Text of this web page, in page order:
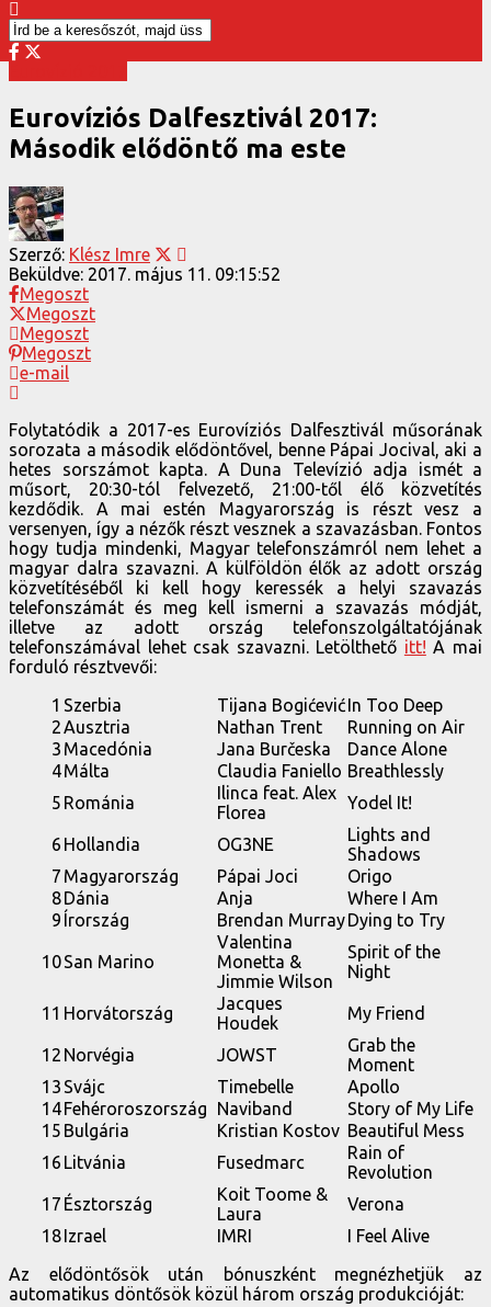
Eurovíziós Dalfesztivál 2017:
Második elődöntő ma este
Szerző: Klész Imre
Beküldve: 2017. május 11. 09:15:52
Megoszt
Megoszt
Megoszt
Megoszt
e-mail
Folytatódik a 2017-es Eurovíziós Dalfesztivál műsorának
sorozata a második elődöntővel, benne Pápai Jocival, aki a
hetes sorszámot kapta. A Duna Televízió adja ismét a
műsort, 20:30-tól felvezető, 21:00-től élő közvetítés
kezdődik. A mai estén Magyarország is részt vesz a
versenyen, így a nézők részt vesznek a szavazásban. Fontos
hogy tudja mindenki, Magyar telefonszámról nem lehet a
magyar dalra szavazni. A külföldön élők az adott ország
közvetítéséből ki kell hogy keressék a helyi szavazás
telefonszámát és meg kell ismerni a szavazás módját,
illetve az adott ország telefonszolgáltatójának
telefonszámával lehet csak szavazni. Letölthető itt! A mai
forduló résztvevői:
1 Szerbia Tijana BogićevićIn Too Deep
2Ausztria Nathan Trent
Running on Air
3 Macedónia Jana Burčeska
Dance Alone
4Málta Claudia Faniello Breathlessly
5 Románia
Ilinca feat. Alex
Florea
Yodel It!
6 Hollandia OG3NE
Lights and
Shadows
7 Magyarország Pápai Joci
Origo
8Dánia Anja
Where I Am
9 Írország Brendan MurrayDying to Try
10San Marino
Valentina
Monetta &
Jimmie Wilson
Spirit of the
Night
11 Horvátország
Jacques
Houdek
My Friend
12 Norvégia JOWST
Grab the
Moment
13 Svájc Timebelle
Apollo
14Fehéroroszország Naviband
Story of My Life
15 Bulgária Kristian Kostov Beautiful Mess
16 Litvánia Fusedmarc
Rain of
Revolution
17 Észtország
Koit Toome &
Laura
Verona
18Izrael IMRI
I Feel Alive
Az elődöntősök után bónuszként megnézhetjük az
automatikus döntősök közül három ország produkcióját: